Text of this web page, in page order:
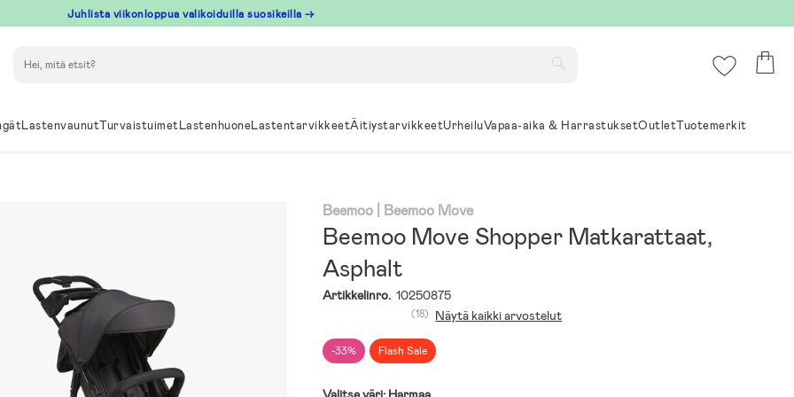
Juhlista viikonloppua valikoiduilla suosikeilla →
LastenvaunutTurvaistuimetLastenhuoneLastentarvikkeetÄitiystarvikkeetUrheiluVapaa-aika & HarrastuksetOutletTuotemerkit
Beemoo | Beemoo Move
Beemoo Move Shopper Matkarattaat,
Asphalt
Artikkelinro. 10250875
-33% Flash Sale
(18) Näytä kaikki arvostelut